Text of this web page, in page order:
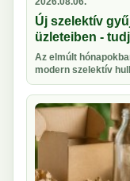
Új szelektív
üzleteiben -
Az elmúlt
modern szelektív